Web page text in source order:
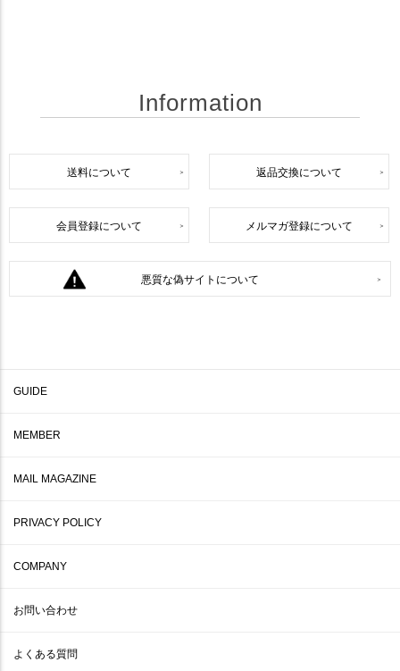
Information
送料について 返品交換について
会員登録について メルマガ登録について
悪質な偽サイトについて
GUIDE
MEMBER
MAIL MAGAZINE
PRIVACY POLICY
COMPANY
お問い合わせ
よくある質問